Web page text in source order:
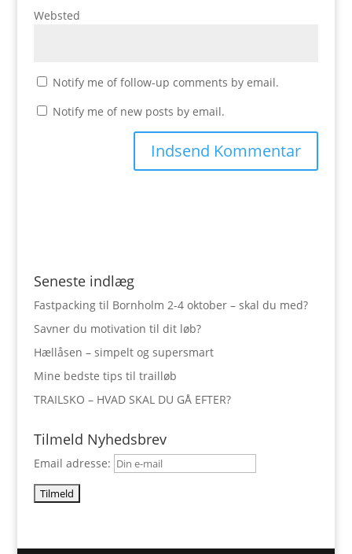
Websted
Notify me of follow-up comments by email.
Notify me of new posts by email.
Seneste indlæg
Fastpacking til Bornholm 2-4 oktober – skal du med?
Savner du motivation til dit løb?
Hællåsen – simpelt og supersmart
Mine bedste tips til trailløb
TRAILSKO – HVAD SKAL DU GÅ EFTER?
Tilmeld Nyhedsbrev
Email adresse: